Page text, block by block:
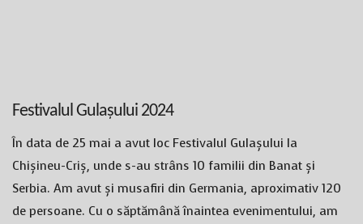
Festivalul Gulașului 2024
În data de 25 mai a avut loc Festivalul Gulașului la
Chișineu-Criș, unde s-au strâns 10 familii din Banat și
Serbia. Am avut și musafiri din Germania, aproximativ 120
de persoane. Cu o săptămână înaintea evenimentului, am